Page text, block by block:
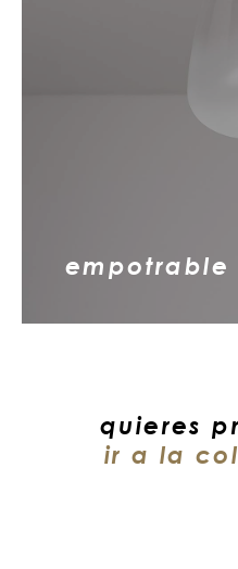
empotrable
quieres
ir a la